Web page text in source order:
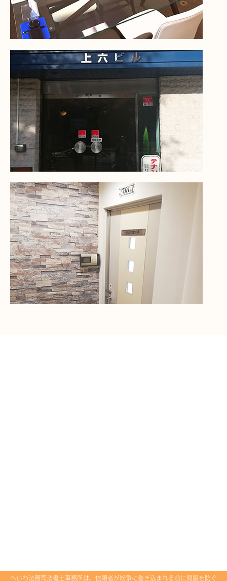
へいわ法務司法書士事務所は、依頼者が紛争に巻き込まれる前に問題を防ぐ